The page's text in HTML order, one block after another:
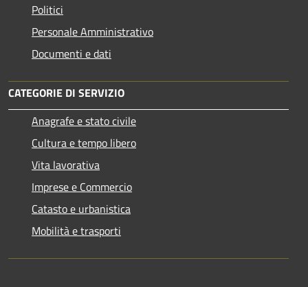
Politici
Personale Amministrativo
Documenti e dati
CATEGORIE DI SERVIZIO
Anagrafe e stato civile
Cultura e tempo libero
Vita lavorativa
Imprese e Commercio
Catasto e urbanistica
Mobilità e trasporti